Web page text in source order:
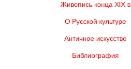
Живопись конца XIX в
О Русской культуре
Античное искусство
Библиография